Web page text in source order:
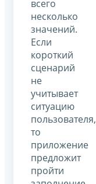
всего
несколько
значений.
Если
короткий
сценарий
не
учитывает
ситуацию
пользователя,
то
приложение
предложит
пройти